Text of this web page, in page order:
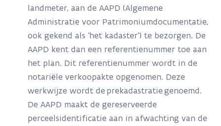
landmeter, aan de AAPD (Algemene
Administratie voor Patrimoniumdocumentatie,
ook gekend als ‘het kadaster’) te bezorgen. De
AAPD kent dan een referentienummer toe aan
het plan. Dit referentienummer wordt in de
notariële verkoopakte opgenomen. Deze
werkwijze wordt de prekadastratiegenoemd.
De AAPD maakt de gereserveerde
perceelsidentificatie aan in afwachting van de